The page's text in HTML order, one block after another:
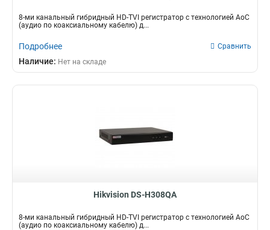
8-ми канальный гибридный HD-TVI регистратор c технологией AoC
(аудио по коаксиальному кабелю) д...
Подробнее Сравнить
Наличие: Нет на складе
Hikvision DS-H308QA
8-ми канальный гибридный HD-TVI регистратор c технологией AoC
(аудио по коаксиальному кабелю) д...